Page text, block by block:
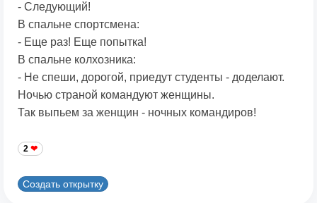
- Следующий!
В спальне спортсмена:
- Еще раз! Еще попытка!
В спальне колхозника:
- Не спеши, дорогой, приедут студенты - доделают.
Ночью страной командуют женщины.
Так выпьем за женщин - ночных командиров!
2
Создать открытку